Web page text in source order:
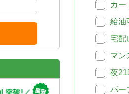
カー
給油
宅配
マン
夜21
パー